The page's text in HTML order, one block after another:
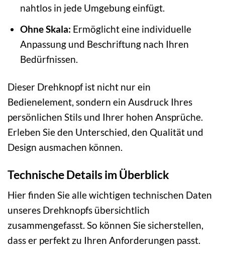
nahtlos in jede Umgebung einfügt.
Ohne Skala: Ermöglicht eine individuelle
Anpassung und Beschriftung nach Ihren
Bedürfnissen.
Dieser Drehknopf ist nicht nur ein
Bedienelement, sondern ein Ausdruck Ihres
persönlichen Stils und Ihrer hohen Ansprüche.
Erleben Sie den Unterschied, den Qualität und
Design ausmachen können.
Technische Details im Überblick
Hier finden Sie alle wichtigen technischen Daten
unseres Drehknopfs übersichtlich
zusammengefasst. So können Sie sicherstellen,
dass er perfekt zu Ihren Anforderungen passt.